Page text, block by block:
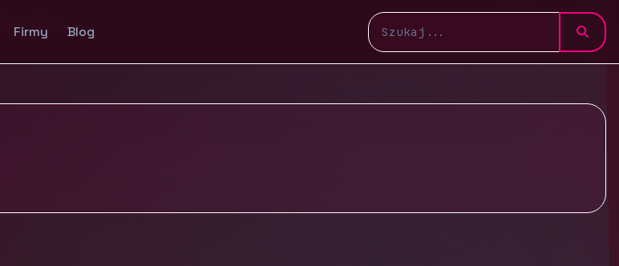
Firmy Blog